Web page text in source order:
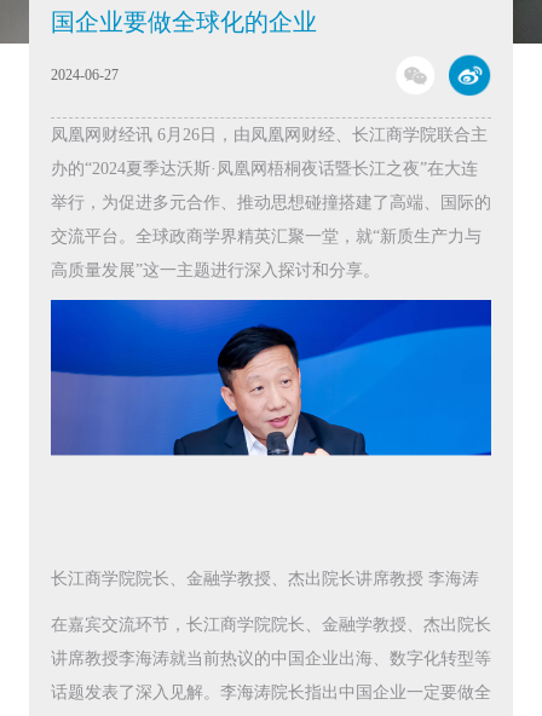
国企业要做全球化的企业
2024-06-27
凤凰网财经讯 6月26日，由凤凰网财经、长江商学院联合主
办的“2024夏季达沃斯·凤凰网梧桐夜话暨长江之夜”在大连
举行，为促进多元合作、推动思想碰撞搭建了高端、国际的
交流平台。全球政商学界精英汇聚一堂，就“新质生产力与
高质量发展”这一主题进行深入探讨和分享。
长江商学院院长、金融学教授、杰出院长讲席教授 李海涛
在嘉宾交流环节，长江商学院院长、金融学教授、杰出院长
讲席教授李海涛就当前热议的中国企业出海、数字化转型等
话题发表了深入见解。李海涛院长指出中国企业一定要做全